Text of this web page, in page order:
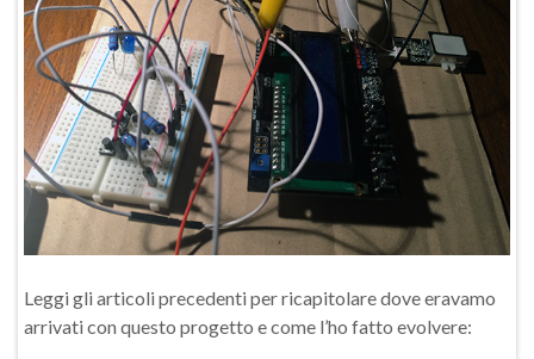
Leggi gli articoli precedenti per ricapitolare dove eravamo
arrivati con questo progetto e come l’ho fatto evolvere: